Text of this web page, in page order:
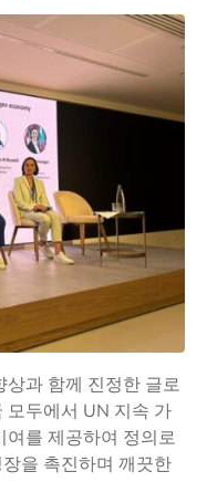
상과 함께 진정한 글로
모두에서 UN 지속 가
여를 제공하여 정의로
을 촉진하며 깨끗한